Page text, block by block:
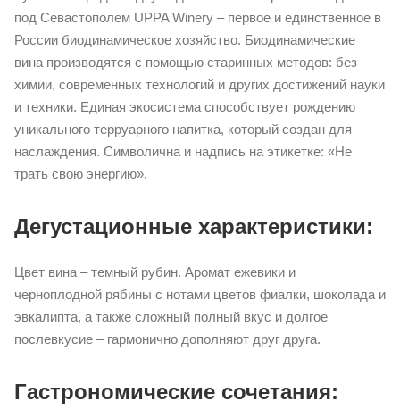
под Севастополем UPPA Winery – первое и единственное в
России биодинамическое хозяйство. Биодинамические
вина производятся с помощью старинных методов: без
химии, современных технологий и других достижений науки
и техники. Единая экосистема способствует рождению
уникального терруарного напитка, который создан для
наслаждения. Символична и надпись на этикетке: «Не
трать свою энергию».
Дегустационные характеристики:
Цвет вина – темный рубин. Аромат ежевики и
черноплодной рябины с нотами цветов фиалки, шоколада и
эвкалипта, а также сложный полный вкус и долгое
послевкусие – гармонично дополняют друг друга.
Гастрономические сочетания: